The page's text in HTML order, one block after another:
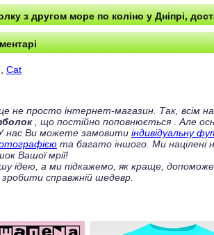
з другом море по коліно у Дніпрі,
Cat
не просто інтернет-магазин. Так, всім
, що постійно поповнюється
. Але
нас Ви можете замовити індивідуальну
та багато іншого. Ми націлені
Вашої мрії!
ідею, а ми підкажемо, як краще,
справжній шедевр.